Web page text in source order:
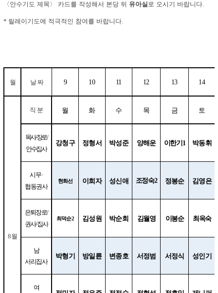
〈안수기도 제목〉 카드를 작성해서 본당 뒤 유아실로 오시기 바랍니다
* 릴레이기도에 적극적인 참여를 바랍니다.
월 날 짜 9 10 11 12 13 14
8월
직 분 월 화 수 목 금 토
목사/장로/
안수집사
강청구 정형서 박성준 양해운 이한기1 박동휘
시무·
협동권사
현화선 이희자 성신애 조정숙2 정봉순 김영은
은퇴장로/
권사/집사
최덕순2 김성원 박순희 김월영 이봉순 최옥숙
남
서리집사
박형기 방일륜 변종호 서정범 서정식 성인기
여